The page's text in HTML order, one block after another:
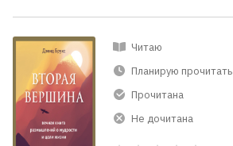
Читаю
Планирую прочитать
Прочитана
Не дочитана